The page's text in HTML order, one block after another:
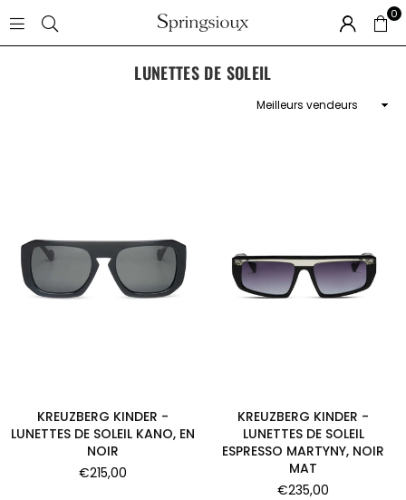
SPRINGSIOUX
0
LUNETTES DE SOLEIL
Appliquer
KREUZBERG KINDER -
LUNETTES DE SOLEIL KANO, EN
NOIR
Prix
€215,00
KREUZBERG KINDER -
LUNETTES DE SOLEIL
ESPRESSO MARTYNY, NOIR
MAT
Prix
€235,00